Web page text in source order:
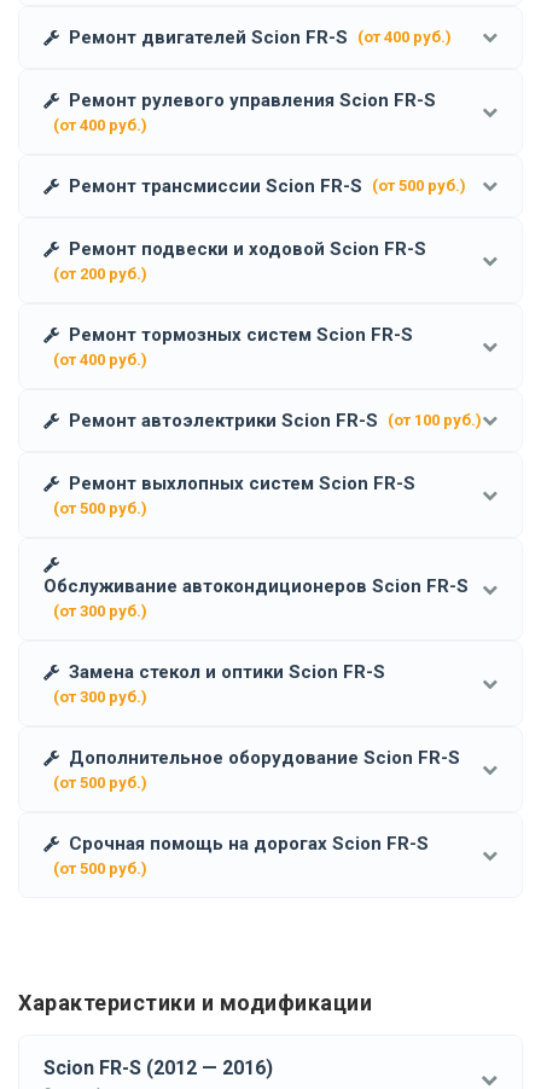
Ремонт двигателей Scion FR-S (от 400 руб.)
Ремонт рулевого управления Scion FR-S
(от 400 руб.)
Ремонт трансмиссии Scion FR-S (от 500 руб.)
Ремонт подвески и ходовой Scion FR-S
(от 200 руб.)
Ремонт тормозных систем Scion FR-S
(от 400 руб.)
Ремонт автоэлектрики Scion FR-S (от 100 руб.)
Ремонт выхлопных систем Scion FR-S
(от 500 руб.)
Обслуживание автокондиционеров Scion FR-S
(от 300 руб.)
Замена стекол и оптики Scion FR-S
(от 300 руб.)
Дополнительное оборудование Scion FR-S
(от 500 руб.)
Срочная помощь на дорогах Scion FR-S
(от 500 руб.)
Характеристики и модификации
Scion FR-S (2012 — 2016)